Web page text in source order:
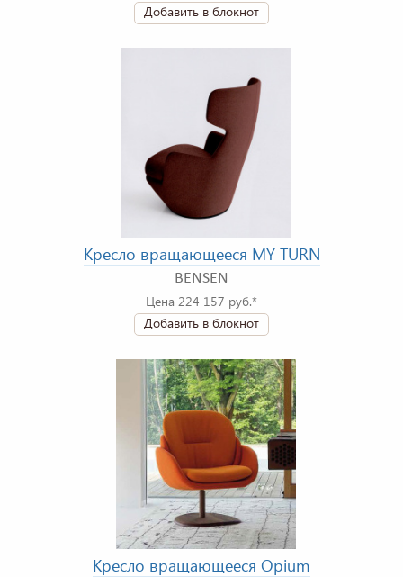
Добавить в блокнот
Кресло вращающееся MY TURN
BENSEN
Цена 224 157 руб.*
Добавить в блокнот
Кресло вращающееся Opium